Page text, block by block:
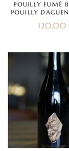
POUILLY FUMÉ
POUILLY
120,00